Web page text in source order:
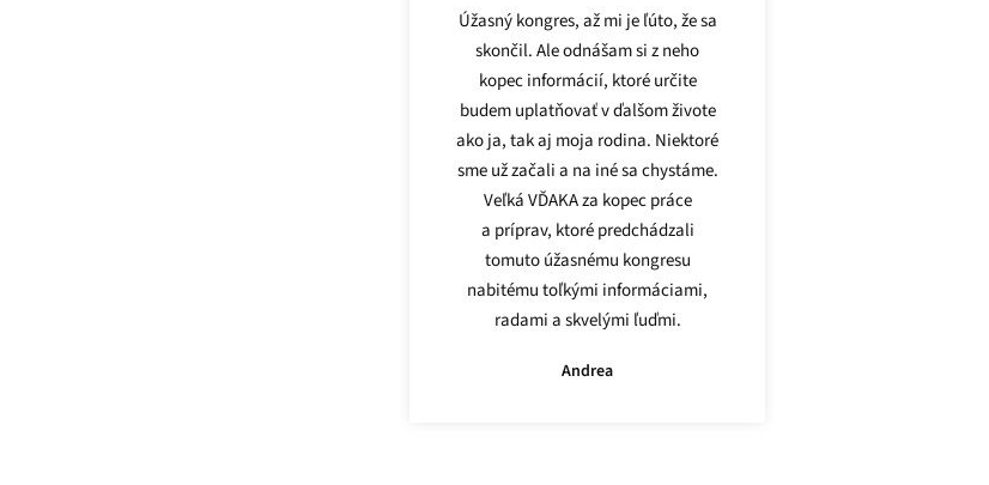
Úžasný kongres, až mi je ľúto, že sa
skončil. Ale odnášam si z neho
kopec informácií, ktoré určite
budem uplatňovať v ďalšom živote
ako ja, tak aj moja rodina. Niektoré
sme už začali a na iné sa chystáme.
Veľká VĎAKA za kopec práce
a príprav, ktoré predchádzali
tomuto úžasnému kongresu
nabitému toľkými informáciami,
radami a skvelými ľuďmi.
Andrea